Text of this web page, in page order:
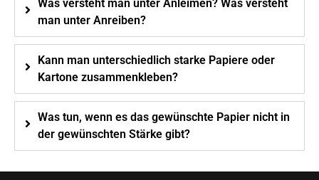
Was versteht man unter Anleimen? Was versteht
man unter Anreiben?
Kann man unterschiedlich starke Papiere oder
Kartone zusammenkleben?
Was tun, wenn es das gewünschte Papier nicht in
der gewünschten Stärke gibt?